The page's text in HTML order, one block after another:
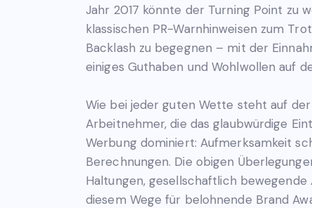
Jahr 2017 könnte der Turning Point zu
klassischen PR-Warnhinweisen zum
Backlash zu begegnen – mit der
einiges Guthaben und Wohlwollen auf
Wie bei jeder guten Wette steht auf
Arbeitnehmer, die das glaubwürdige
Werbung dominiert: Aufmerksamkeit
Berechnungen. Die obigen
Haltungen, gesellschaftlich
diesem Wege für belohnende Brand